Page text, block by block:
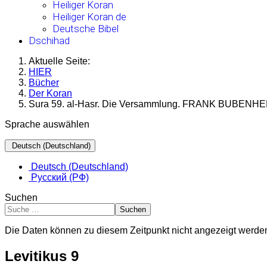
Heiliger Koran
Heiliger Koran de
Deutsche Bibel
Dschihad
Aktuelle Seite:
HIER
Bücher
Der Koran
Sura 59. al-Hasr. Die Versammlung. FRANK
Sprache auswählen
Deutsch (Deutschland)
Deutsch (Deutschland)
Русский (РФ)
Suchen
Suchen
Die Daten können zu diesem Zeitpunkt nicht angezeigt
Levitikus 9